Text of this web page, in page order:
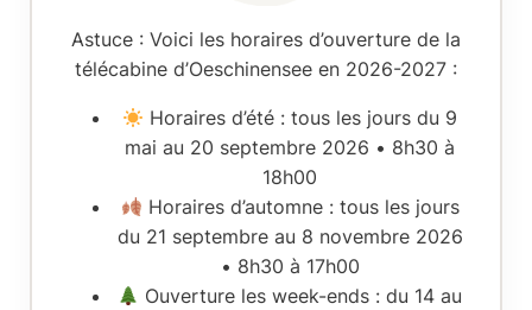
Astuce : Voici les horaires d’ouverture de la
télécabine d’Oeschinensee en 2026-2027 :
Horaires d’été : tous les jours du 9
mai au 20 septembre 2026 • 8h30 à
18h00
Horaires d’automne: tous les jours
du 21 septembre au 8 novembre 2026
• 8h30 à 17h00
Ouverture les week-ends : du 14 au